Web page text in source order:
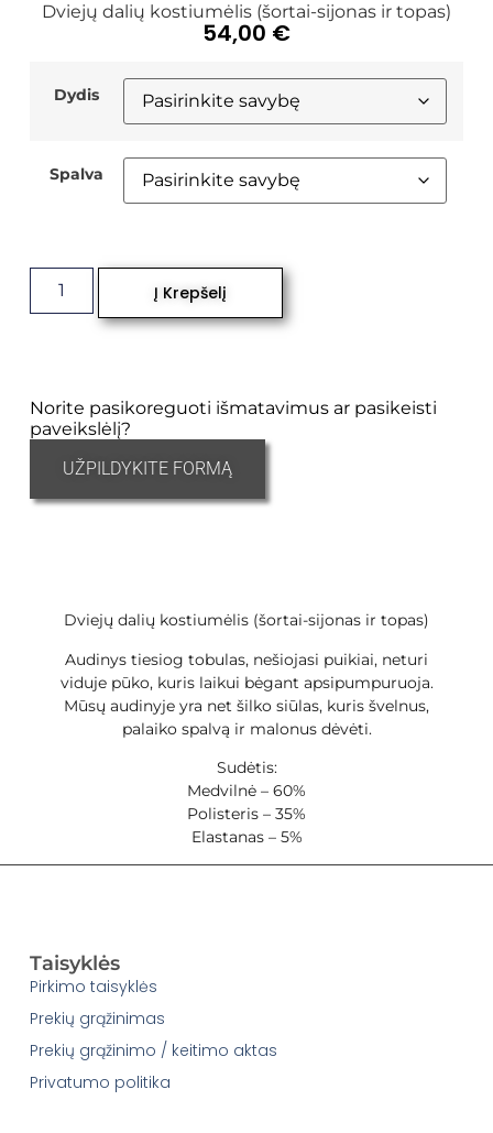
Dviejų dalių kostiumėlis (šortai-sijonas ir topas)
Dviejų dalių kostiumėlis (šortai-sijonas ir topas)
Audinys tiesiog tobulas, nešiojasi puikiai, neturi
viduje pūko, kuris laikui bėgant apsipumpuruoja.
Mūsų audinyje yra net šilko siūlas, kuris švelnus,
palaiko spalvą ir malonus dėvėti.
Sudėtis:
Medvilnė – 60%
Polisteris – 35%
Elastanas – 5%
54,00 €
Dydis
Spalva
Į Krepšelį
Norite pasikoreguoti išmatavimus ar pasikeisti
paveikslėlį?
UŽPILDYKITE FORMĄ
Taisyklės
Pirkimo taisyklės
Prekių grąžinimas
Prekių grąžinimo / keitimo aktas
Privatumo politika